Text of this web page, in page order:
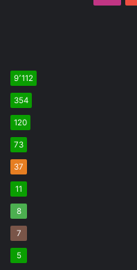
9٬112
354
120
73
37
11
8
7
5